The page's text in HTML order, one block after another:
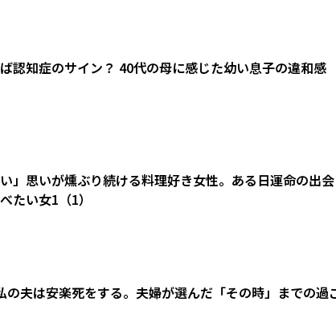
認知症のサイン？ 40代の母に感じた幼い息子の違和感
い」思いが燻ぶり続ける料理好き女性。ある日運命の出
たい女1（1）
の夫は安楽死をする。夫婦が選んだ「その時」までの過